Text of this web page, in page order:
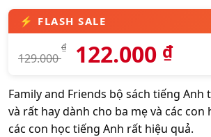
129.000
₫ 122.000 ₫
Family and Friends bộ sách tiếng Anh
và rất hay dành cho ba mẹ và các con
các con học tiếng Anh rất hiệu quả.